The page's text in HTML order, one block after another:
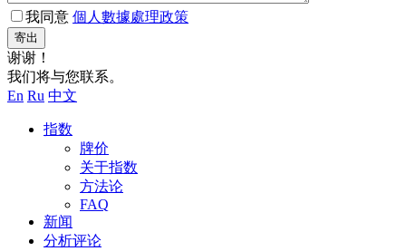
我同意 個人數據處理政策
寄出
谢谢！
我们将与您联系。
En Ru 中文
指数
牌价
关于指数
方法论
FAQ
新闻
分析评论